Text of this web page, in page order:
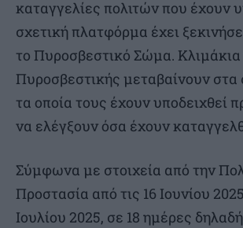
καταγγελίες πολιτών που έχουν
σχετική πλατφόρμα έχει
το Πυροσβεστικό Σώμα. Κλιμάκια
Πυροσβεστικής μεταβαίνουν στα
τα οποία τους έχουν υποδειχθεί
να ελέγξουν όσα έχουν
Σύμφωνα με στοιχεία από την
Προστασία από τις 16 Ιουνίου
Ιουλίου 2025, σε 18 ημέρες